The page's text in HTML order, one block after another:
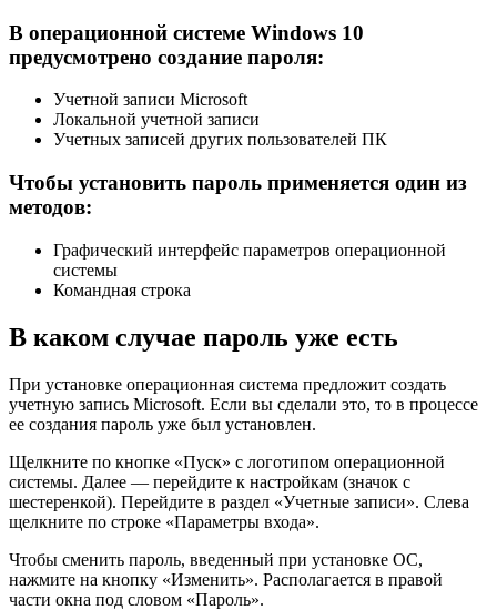
В операционной системе Windows 10
предусмотрено создание пароля:
Учетной записи Microsoft
Локальной учетной записи
Учетных записей других пользователей ПК
Чтобы установить пароль применяется один из
методов:
Графический интерфейс параметров операционной
системы
Командная строка
В каком случае пароль уже есть
При установке операционная система предложит создать
учетную запись Microsoft. Если вы сделали это, то в процессе
ее создания пароль уже был установлен.
Щелкните по кнопке «Пуск» с логотипом операционной
системы. Далее — перейдите к настройкам (значок с
шестеренкой). Перейдите в раздел «Учетные записи». Слева
щелкните по строке «Параметры входа».
Чтобы сменить пароль, введенный при установке ОС,
нажмите на кнопку «Изменить». Располагается в правой
части окна под словом «Пароль».